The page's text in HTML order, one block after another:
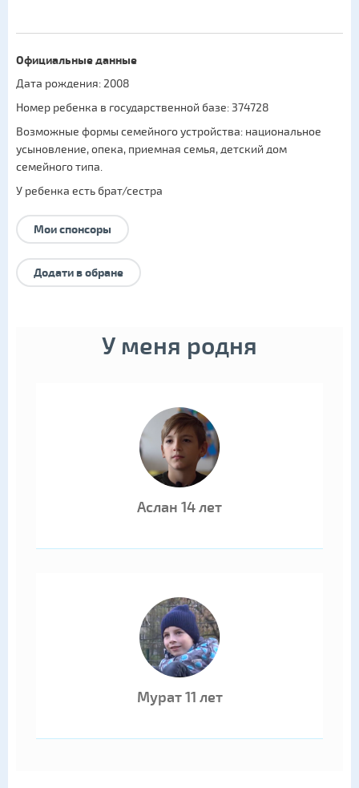
Официальные данные
Дата рождения: 2008
Номер ребенка в государственной базе: 374728
Возможные формы семейного устройства: национальное
усыновление,опека, приемная семья,детский дом
семейного типа.
У ребенка есть брат/сестра
Мои спонсоры
Додати в обране
У меня родня
Аслан 14 лет
Мурат 11 лет